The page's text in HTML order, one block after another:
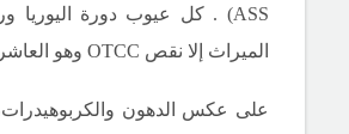
ASS)
. كل عيوب دورة اليوريا
الميراث إلا نقص OTCC وهو العاشر مرتبطة.
على عكس الدهون